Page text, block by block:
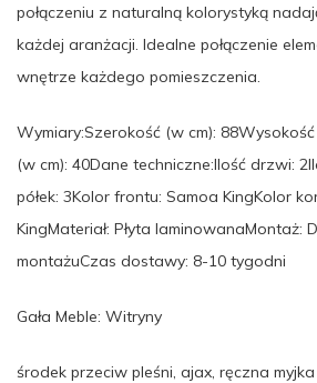
połączeniu z naturalną kolorystyką
każdej aranżacji. Idealne połączenie
wnętrze każdego pomieszczenia.
Wymiary:Szerokość (w cm): 88Wysokość
(w cm): 40Dane techniczne:Ilość drzwi:
półek: 3Kolor frontu: Samoa KingKolor
KingMateriał: Płyta laminowanaMontaż:
montażuCzas dostawy: 8-10 tygodni
Gała Meble: Witryny
środek przeciw pleśni, ajax, ręczna myjka